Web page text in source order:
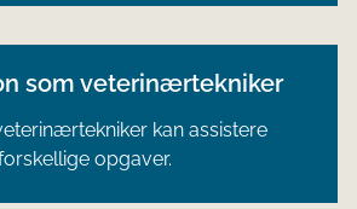
som veterinærtekniker
kan assistere
opgaver.